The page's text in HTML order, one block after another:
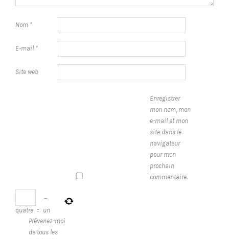
Nom *
E-mail *
Site web
Enregistrer
mon nom, mon
e-mail et mon
site dans le
navigateur
pour mon
prochain
commentaire.
−
quatre = un
Prévenez-moi
de tous les